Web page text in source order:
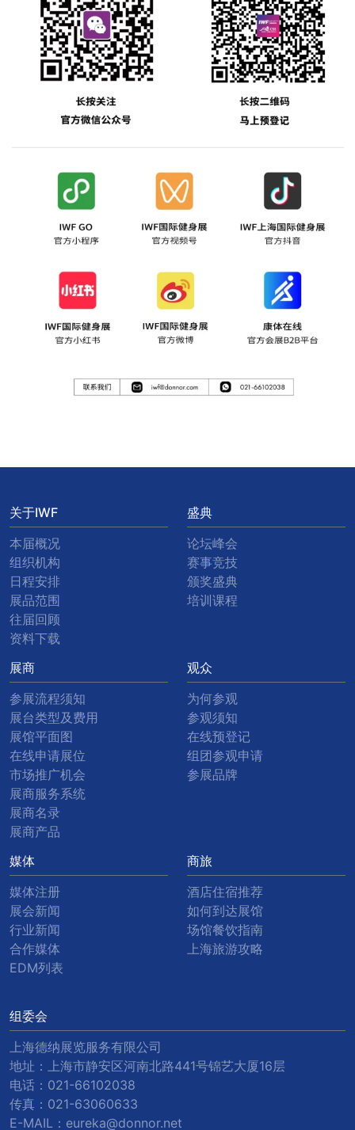
关于IWF
本届概况
组织机构
日程安排
展品范围
往届回顾
资料下载
盛典
论坛峰会
赛事竞技
颁奖盛典
培训课程
展商
参展流程须知
展台类型及费用
展馆平面图
在线申请展位
市场推广机会
展商服务系统
展商名录
展商产品
观众
为何参观
参观须知
在线预登记
组团参观申请
参展品牌
媒体
媒体注册
展会新闻
行业新闻
合作媒体
EDM列表
商旅
酒店住宿推荐
如何到达展馆
场馆餐饮指南
上海旅游攻略
组委会
上海德纳展览服务有限公司
地址：上海市静安区河南北路441号锦艺大厦16层
电话： 021-66102038
传真： 021-63060633
E-MAIL： eureka@donnor.net